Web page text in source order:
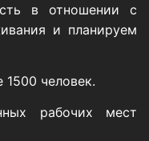
в отношении с
и планируем
1500 человек.
рабочих мест